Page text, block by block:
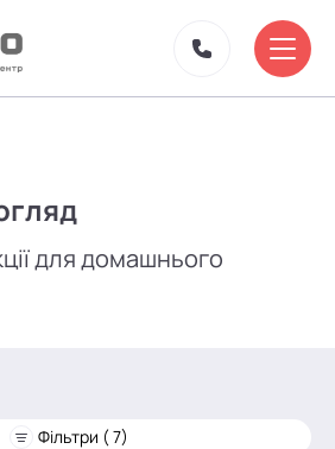
для домашнього
Фільтри ( 7)